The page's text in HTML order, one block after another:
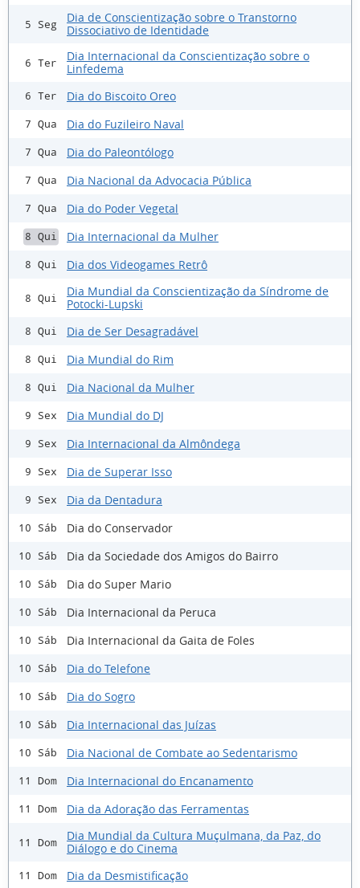
5 Seg
Dia de Conscientização sobre o Transtorno
Dissociativo de Identidade
6 Ter
Dia Internacional da Conscientização sobre o
Linfedema
6 Ter Dia do Biscoito Oreo
7 Qua Dia do Fuzileiro Naval
7 Qua Dia do Paleontólogo
7 Qua Dia Nacional da Advocacia Pública
7 Qua Dia do Poder Vegetal
8 Qui Dia Internacional da Mulher
8 Qui Dia dos Videogames Retrô
8 Qui
Dia Mundial da Conscientização da Síndrome de
Potocki-Lupski
8 Qui Dia de Ser Desagradável
8 Qui Dia Mundial do Rim
8 Qui Dia Nacional da Mulher
9 Sex Dia Mundial do DJ
9 Sex Dia Internacional da Almôndega
9 Sex Dia de Superar Isso
9 Sex Dia da Dentadura
10 Sáb Dia do Conservador
10 Sáb Dia da Sociedade dos Amigos do Bairro
10 Sáb Dia do Super Mario
10 Sáb Dia Internacional da Peruca
10 Sáb Dia Internacional da Gaita de Foles
10 Sáb Dia do Telefone
10 Sáb Dia do Sogro
10 Sáb Dia Internacional das Juízas
10 Sáb Dia Nacional de Combate ao Sedentarismo
11 Dom Dia Internacional do Encanamento
11 Dom Dia da Adoração das Ferramentas
11 Dom
Dia Mundial da Cultura Muçulmana, da Paz, do
Diálogo e do Cinema
11 Dom Dia da Desmistificação